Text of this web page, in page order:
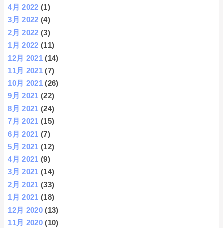
4月 2022 (1)
3月 2022 (4)
2月 2022 (3)
1月 2022 (11)
12月 2021 (14)
11月 2021 (7)
10月 2021 (26)
9月 2021 (22)
8月 2021 (24)
7月 2021 (15)
6月 2021 (7)
5月 2021 (12)
4月 2021 (9)
3月 2021 (14)
2月 2021 (33)
1月 2021 (18)
12月 2020 (13)
11月 2020 (10)